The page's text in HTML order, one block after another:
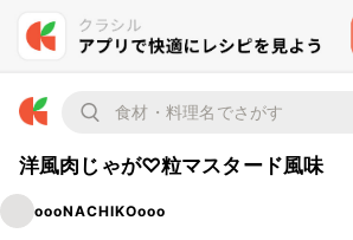
洋風肉じゃが♡粒マスタード風味
oooNACHIKOooo